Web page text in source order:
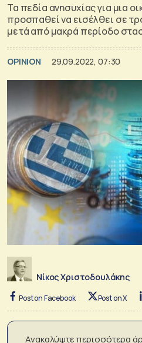
Τα πεδία ανησυχίας για μια
προσπαθεί να εισέλθει σε
μετά από μακρά περίοδο
OPINION 29.09.2022, 07:30
Νίκος Χριστοδουλάκης
Post on Facebook Post on X
Ανακαλύψτε περισσότερα